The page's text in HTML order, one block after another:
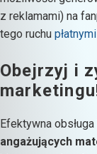
z reklamami) na
tego ruchu
Obejrzyj i
Efektywna
angażujących